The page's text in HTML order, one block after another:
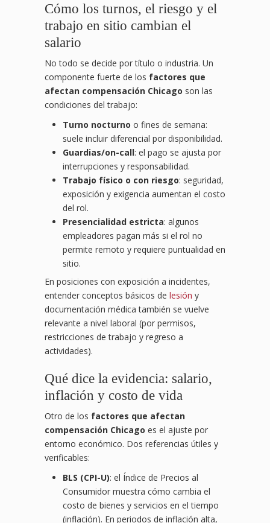
Cómo los turnos, el riesgo y el
trabajo en sitio cambian el
salario
No todo se decide por título o industria. Un
componente fuerte de los factores que
afectan compensación Chicago son las
condiciones del trabajo:
Turno nocturno o fines de semana:
suele incluir diferencial por disponibilidad.
Guardias/on-call: el pago se ajusta por
interrupciones y responsabilidad.
Trabajo físico o con riesgo: seguridad,
exposición y exigencia aumentan el costo
del rol.
Presencialidad estricta: algunos
empleadores pagan más si el rol no
permite remoto y requiere puntualidad en
sitio.
En posiciones con exposición a incidentes,
entender conceptos básicos de lesión y
documentación médica también se vuelve
relevante a nivel laboral (por permisos,
restricciones de trabajo y regreso a
actividades).
Qué dice la evidencia: salario,
inflación y costo de vida
Otro de los factores que afectan
compensación Chicago es el ajuste por
entorno económico. Dos referencias útiles y
verificables:
BLS (CPI-U): el Índice de Precios al
Consumidor muestra cómo cambia el
costo de bienes y servicios en el tiempo
(inflación). En periodos de inflación alta,